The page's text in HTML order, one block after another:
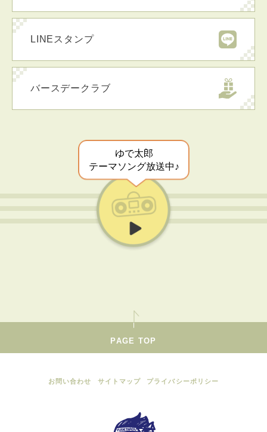
LINEスタンプ
バースデークラブ
ゆで太郎
テーマソング放送中♪
PAGE TOP
お問い合わせ サイトマップ プライバシーポリシー